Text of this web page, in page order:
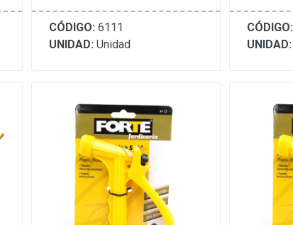
CÓDIGO: 6111
UNIDAD: Unidad
CÓDIGO:
UNIDAD: